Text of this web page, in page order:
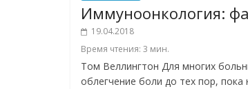
Иммуноонкология:
19.04.2018
Время чтения: 3 мин.
Том Веллингтон Для многих
облегчение боли до тех пор, пока